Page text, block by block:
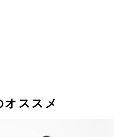
インのものを使うと愛着が湧
オススメ